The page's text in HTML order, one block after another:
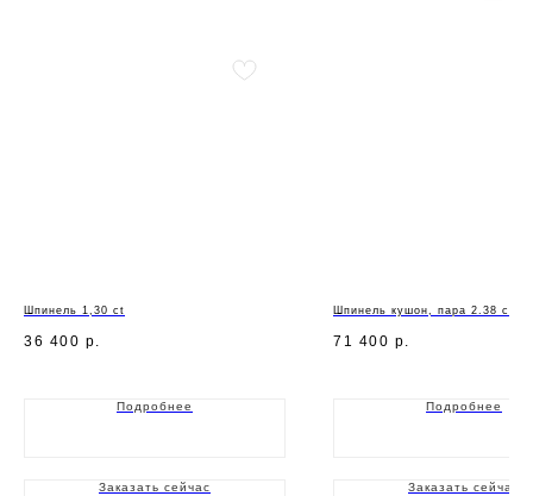
Шпинель 1,30 ct
36 400 р.
Подробнее
Заказать сейчас
Шпинель кушон, пара 2.38 ct
71 400 р.
Подробнее
Заказать сейчас